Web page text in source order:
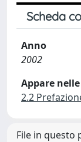
Scheda
Anno
2002
Appare
2.2
File in questo